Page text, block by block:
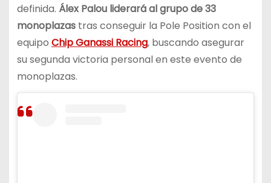
definida. Álex Palou liderará al grupo de 33
monoplazastras conseguir la Pole Position con el
equipo Chip Ganassi Racing, buscando asegurar
su segunda victoria personal en este evento de
monoplazas.